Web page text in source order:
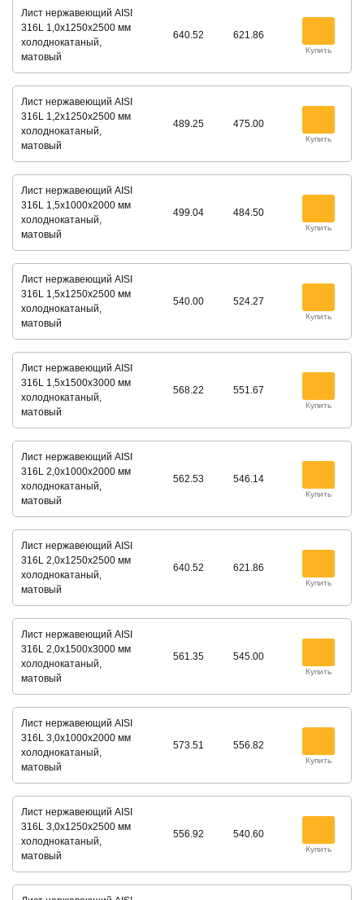
Лист нержавеющий AISI
316L 1,0х1250х2500 мм
холоднокатаный,
матовый
640.52 621.86
Купить
Лист нержавеющий AISI
316L 1,2х1250х2500 мм
холоднокатаный,
матовый
489.25 475.00
Купить
Лист нержавеющий AISI
316L 1,5х1000х2000 мм
холоднокатаный,
матовый
499.04 484.50
Купить
Лист нержавеющий AISI
316L 1,5х1250х2500 мм
холоднокатаный,
матовый
540.00 524.27
Купить
Лист нержавеющий AISI
316L 1,5х1500х3000 мм
холоднокатаный,
матовый
568.22 551.67
Купить
Лист нержавеющий AISI
316L 2,0х1000х2000 мм
холоднокатаный,
матовый
562.53 546.14
Купить
Лист нержавеющий AISI
316L 2,0х1250х2500 мм
холоднокатаный,
матовый
640.52 621.86
Купить
Лист нержавеющий AISI
316L 2,0х1500х3000 мм
холоднокатаный,
матовый
561.35 545.00
Купить
Лист нержавеющий AISI
316L 3,0х1000х2000 мм
холоднокатаный,
матовый
573.51 556.82
Купить
Лист нержавеющий AISI
316L 3,0х1250х2500 мм
холоднокатаный,
матовый
556.92 540.60
Купить